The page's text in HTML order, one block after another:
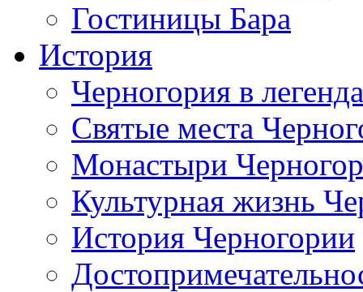
Гостиницы Бара
История
Черногория в
Святые места
Монастыри
Культурная жизнь
История Черногории